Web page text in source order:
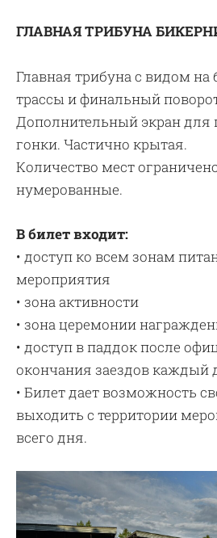
ГЛАВНАЯ ТРИБУНА
Главная трибуна с видом
трассы и финальный
Дополнительный экран для
гонки. Частично крытая.
Количество мест
нумерованные.
В билет входит:
• доступ ко всем зонам
мероприятия
• зона активности
• зона церемонии
• доступ в паддок после
окончания заездов каждый
• Билет дает возможность
выходить с территории
всего дня.